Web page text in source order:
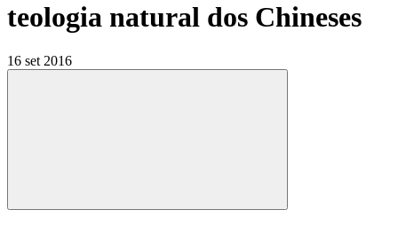
teologia natural dos Chineses
16 set 2016
Compartilhar